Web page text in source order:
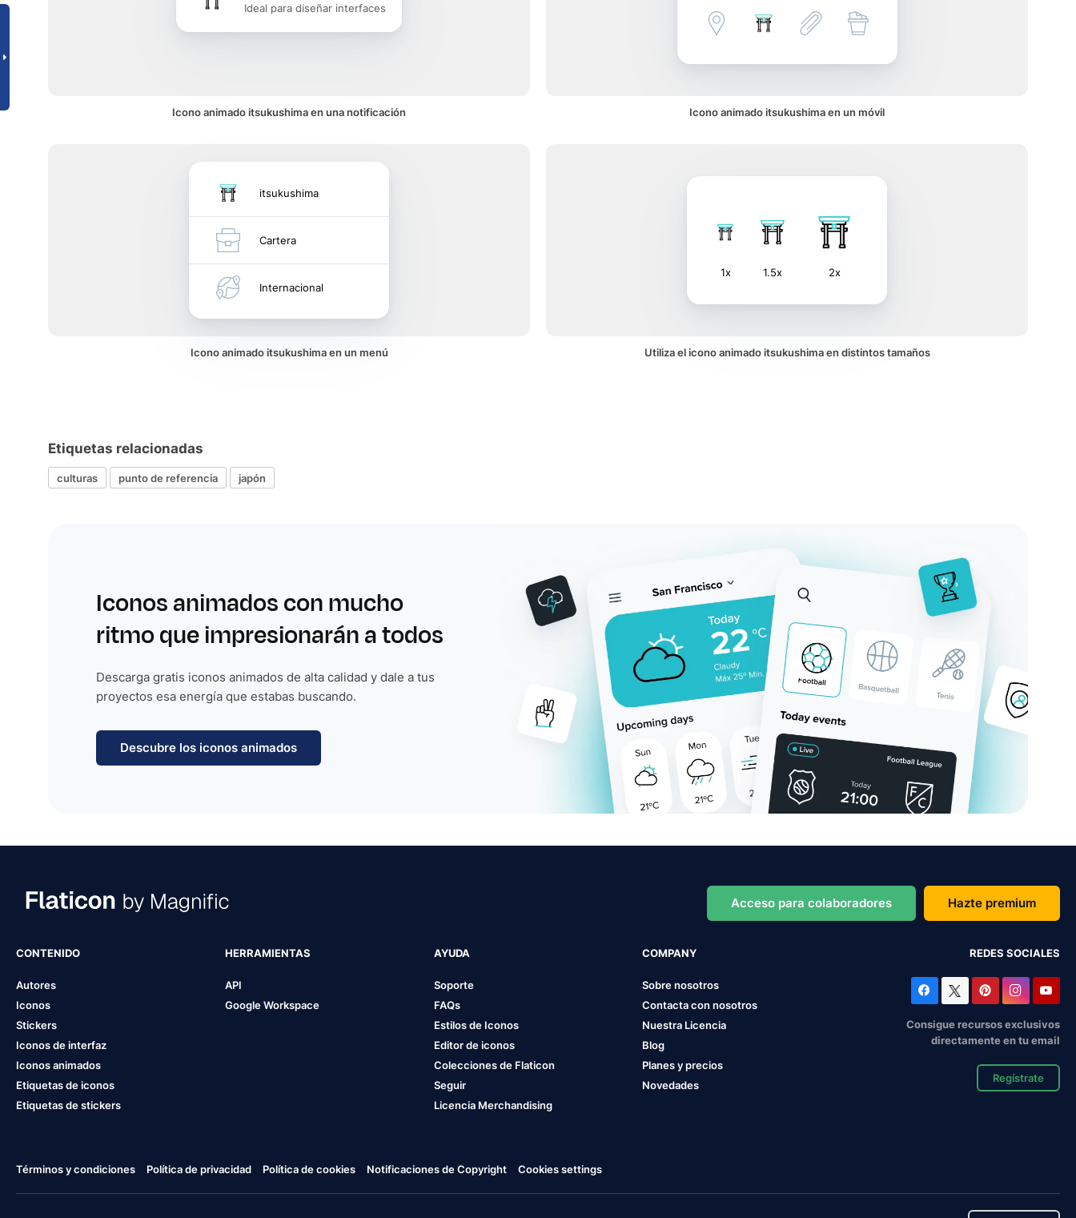
Ideal para diseñar interfaces
Icono animado itsukushima en una notificación Icono animado itsukushima en un móvil
itsukushima
Cartera
Internacional
Icono animado itsukushima en un menú
1x 1.5x 2x
Utiliza el icono animado itsukushima en distintos tamaños
Etiquetas relacionadas
culturas punto de referencia japón
Iconos animados con mucho
ritmo que impresionarán a todos
Descarga gratis iconos animados de alta calidad y dale a tus
proyectos esa energía que estabas buscando.
Descubre los iconos animados
Acceso para colaboradores Hazte premium
CONTENIDO
Autores
Iconos
Stickers
Iconos de interfaz
Iconos animados
Etiquetas de iconos
Etiquetas de stickers
HERRAMIENTAS
API
Google Workspace
AYUDA
Soporte
FAQs
Estilos de Iconos
Editor de iconos
Colecciones de Flaticon
Seguir
Licencia Merchandising
COMPANY
Sobre nosotros
Contacta con nosotros
Nuestra Licencia
Blog
Planes y precios
Novedades
REDES SOCIALES
Consigue recursos exclusivos
directamente en tu email
Regístrate
Términos y condiciones Política de privacidad Política de cookies Notificaciones de Copyright Cookies settings